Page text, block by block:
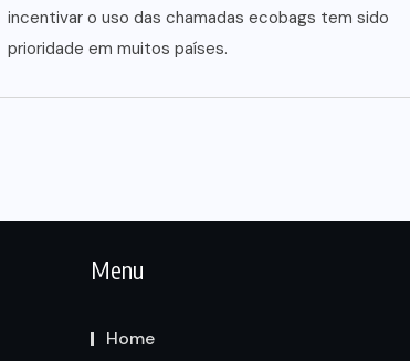
incentivar o uso das chamadas ecobags tem sido
prioridade em muitos países.
Menu
Home